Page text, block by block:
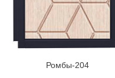
Ромбы-204